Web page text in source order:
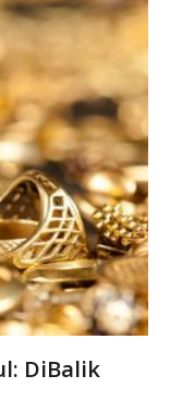
DiBalik